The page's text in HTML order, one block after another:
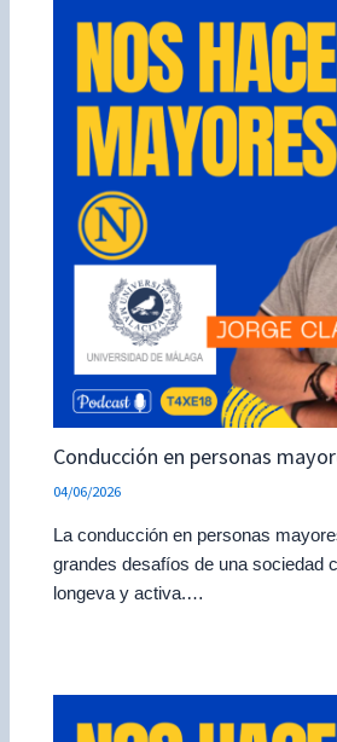
Conducción en personas
04/06/2026
La conducción en personas
grandes desafíos de una sociedad
longeva y activa.…